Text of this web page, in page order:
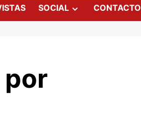
SOCIAL CONTACTO
por